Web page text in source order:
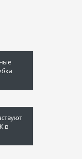
в